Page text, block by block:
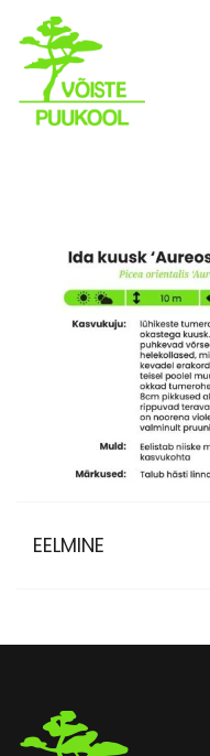
EELMINE